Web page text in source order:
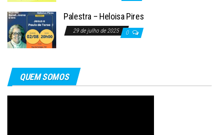
Palestra – Heloisa Pires
29 de julho de 2025 0
QUEM SOMOS